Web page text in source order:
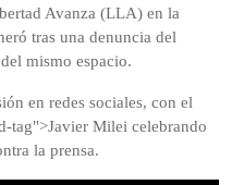
Avanza (LLA) en la
tras una denuncia del
mismo espacio.
en redes sociales, con el
tag">Javier Milei celebrando
la prensa.